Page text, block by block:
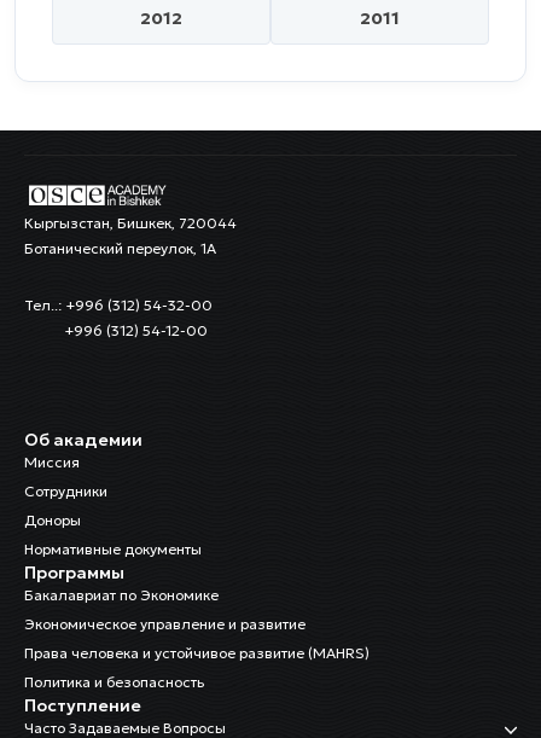
2012 2011
Кыргызстан, Бишкек, 720044
Ботанический переулок, 1А
Тел..: +996 (312) 54-32-00
+996 (312) 54-12-00
Об академии
Миссия
Сотрудники
Доноры
Нормативные документы
Программы
Бакалавриат по Экономике
Экономическое управление и развитие
Права человека и устойчивое развитие (MAHRS)
Политика и безопасность
Поступление
Часто Задаваемые Вопросы